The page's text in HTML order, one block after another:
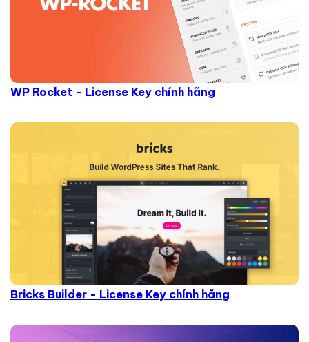
WP Rocket - License Key chính hãng
Bricks Builder - License Key chính hãng